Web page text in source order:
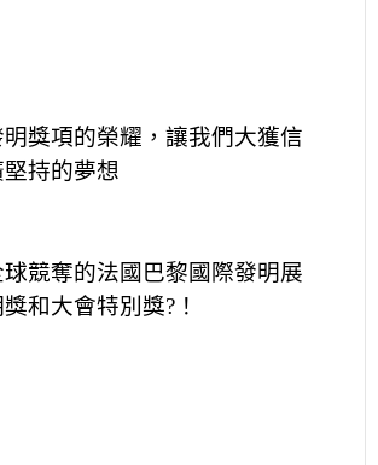
獎項的榮耀，讓我們大獲信
持的夢想
競奪的法國巴黎國際發明展
和大會特別獎? ！